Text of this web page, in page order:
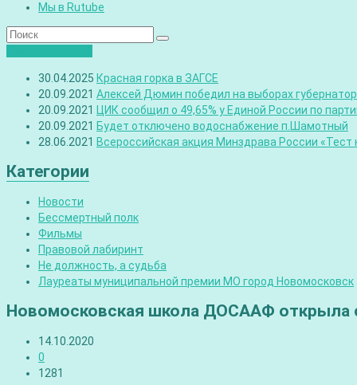
Мы в Rutube
30.04.2025 Красная горка в ЗАГСЕ
20.09.2021 Алексей Дюмин победил на выборах
20.09.2021 ЦИК сообщил о 49,65% у Единой России по
20.09.2021 Будет отключено водоснабжение п.Шамотный
28.06.2021 Всероссийская акция Минздрава России
Категории
Новости
Бессмертный полк
Фильмы
Правовой лабиринт
Не должность, а судьба
Лауреаты муниципальной премии МО город Новомосковск
Новомосковская школа ДОСААФ открыла
14.10.2020
0
1281